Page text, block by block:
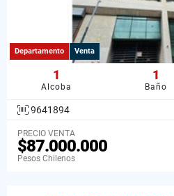
Departamento Venta
1
Alcoba
1
Baño
9641894
PRECIO VENTA
$87.000.000
Pesos Chilenos